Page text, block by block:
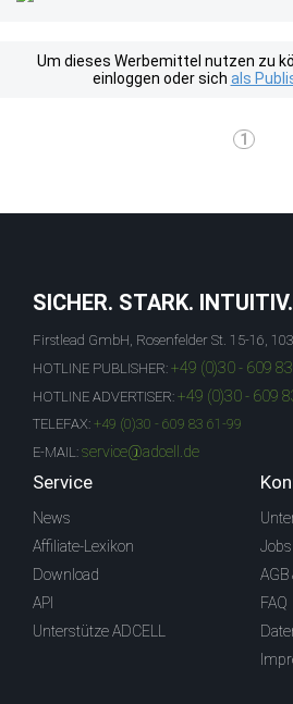
Um dieses Werbemittel nutzen zu
einloggen oder sich als
1
SICHER. STARK. INTUITIV.
Firstlead GmbH, Rosenfelder St. 15-16,
HOTLINE PUBLISHER: +49 (0)30 - 609
HOTLINE ADVERTISER: +49 (0)30 - 609
TELEFAX: +49 (0)30 - 609 83 61-99
E-MAIL: service@adcell.de
Service
News
Affiliate-Lexikon
Download
API
Unterstütze ADCELL
Jobs
FAQ